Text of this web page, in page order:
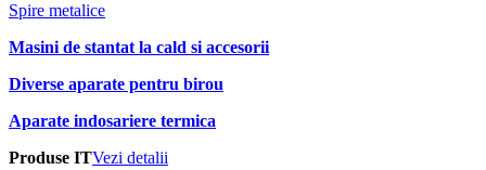
Spire metalice
Masini de stantat la cald si accesorii
Diverse aparate pentru birou
Aparate indosariere termica
Produse ITVezi detalii